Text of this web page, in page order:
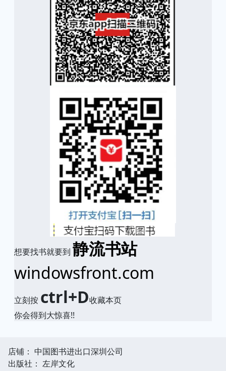
想要找书就要到 静流书站
windowsfront.com
立刻按 ctrl+D收藏本页
你会得到大惊喜!!
店铺： 中国图书进出口深圳公司
出版社： 左岸文化